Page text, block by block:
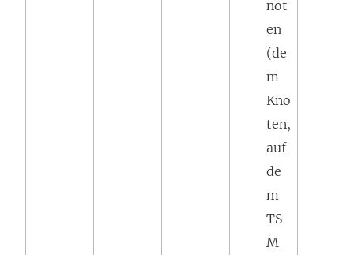
not
en
(de
m
Kno
ten,
auf
de
m
TS
M